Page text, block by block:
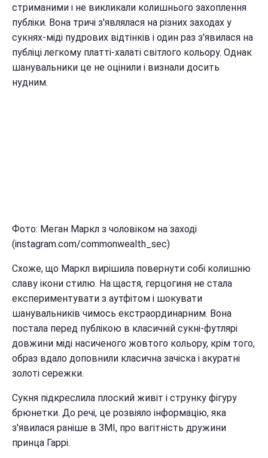
стриманими і не викликали колишнього захоплення
публіки. Вона тричі з'являлася на різних заходах у
сукнях-міді пудрових відтінків і один раз з'явилася на
публіці легкому платті-халаті світлого кольору. Однак
шанувальники це не оцінили і визнали досить
нудним.
Фото: Меган Маркл з чоловіком на заході
(instagram.com/commonwealth_sec)
Схоже, що Маркл вирішила повернути собі колишню
славу ікони стилю. На щастя, герцогиня не стала
експериментувати з аутфітом і шокувати
шанувальників чимось екстраординарним. Вона
постала перед публікою в класичній сукні-футлярі
довжини міді насиченого жовтого кольору, крім того,
образ вдало доповнили класична зачіска і акуратні
золоті сережки.
Сукня підкреслила плоский живіт і струнку фігуру
брюнетки. До речі, це розвіяло інформацію, яка
з'явилася раніше в ЗМІ, про вагітність дружини
принца Гаррі.